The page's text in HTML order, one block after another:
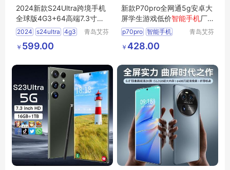
2024新款S24Ultra跨境手机
全球版4G3+64高端7.3寸大
屏智能手机
2024 s24ultra 4g3
64 7 3寸 智能手机
青岛艾芬
￥ 599.00
新款P70pro全网通5g安卓大
屏学生游戏低价智能手机厂
家批代发
p70pro 智能手机
青岛艾芬
￥ 428.00